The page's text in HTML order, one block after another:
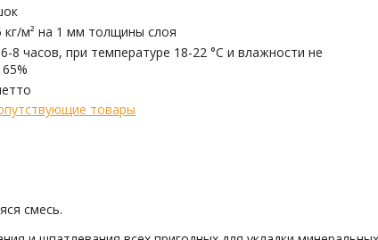
кг/м² на 1 мм толщины слоя
8 часов, при температуре 18-22 °C и влажности не
товары
смесь.